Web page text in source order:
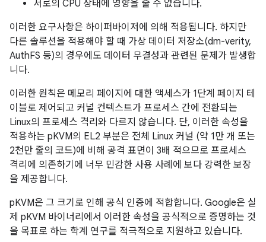
서로의 CPU 상태에 영향을 줄 수 없습니다.
이러한 요구사항은 하이퍼바이저에 의해 적용됩니다. 하지만
다른 솔루션을 적용해야 할 때 가상 데이터 저장소(dm-verity,
AuthFS 등)의 경우에도 데이터 무결성과 관련된 문제가 발생합
니다.
이러한 원칙은 메모리 페이지에 대한 액세스가 1단계 페이지 테
이블로 제어되고 커널 컨텍스트가 프로세스 간에 전환되는
Linux의 프로세스 격리와 다르지 않습니다. 단, 이러한 속성을
적용하는 pKVM의 EL2 부분은 전체 Linux 커널 (약 1만 개 또는
2천만 줄의 코드)에 비해 공격 표면이 3배 적으므로 프로세스
격리에 의존하기에 너무 민감한 사용 사례에 보다 강력한 보장
을 제공합니다.
pKVM은 그 크기로 인해 공식 인증에 적합합니다. Google은 실
제 pKVM 바이너리에서 이러한 속성을 공식적으로 증명하는 것
을 목표로 하는 학계 연구를 적극적으로 지원하고 있습니다.